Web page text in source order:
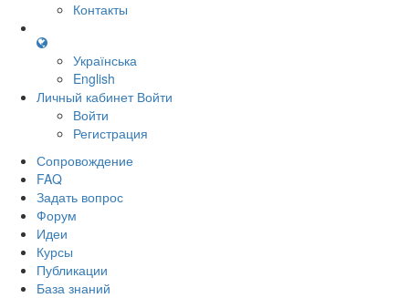
Контакты
Українська
English
Личный кабинет Войти
Войти
Регистрация
Сопровождение
FAQ
Задать вопрос
Форум
Идеи
Курсы
Публикации
База знаний